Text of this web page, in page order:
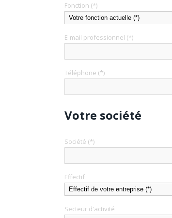
Fonction (*)
E-mail professionnel (*)
Téléphone (*)
Votre société
Société (*)
Effectif
Secteur d'activité